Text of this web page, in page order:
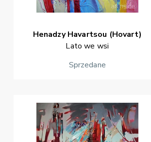
Henadzy Havartsou (Hovart)
Lato we wsi
Sprzedane